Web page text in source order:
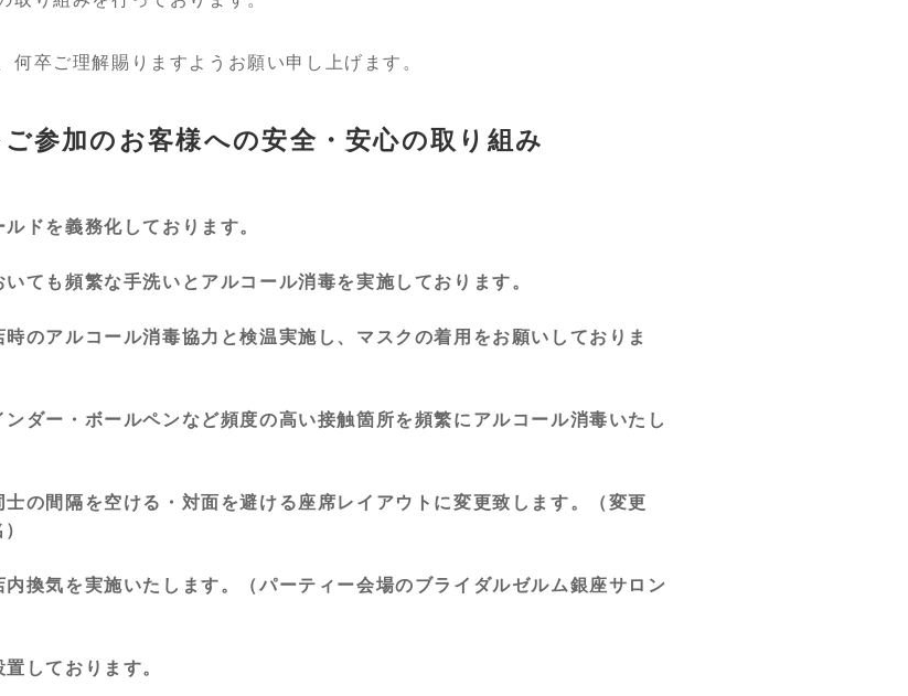
卒ご理解賜りますようお願い申し上げます。
参加のお客様への安全・安心の取り組み
ドを義務化しております。
ても頻繁な手洗いとアルコール消毒を実施しております。
のアルコール消毒協力と検温実施し、マスクの着用をお願いしておりま
ダー・ボールペンなど頻度の高い接触箇所を頻繁にアルコール消毒いたし
の間隔を空ける・対面を避ける座席レイアウトに変更致します。（変更
換気を実施いたします。（パーティー会場のブライダルゼルム銀座サロン
しております。